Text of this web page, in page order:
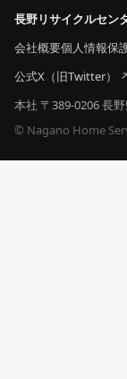
長野リサイクルセン
会社概要個人情報保
公式X（旧Twitter）
本社 〒389-0206 長
© Nagano Home